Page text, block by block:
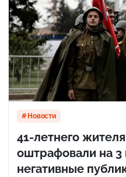
Новости
41-летнего
оштрафовали на 3
негативные